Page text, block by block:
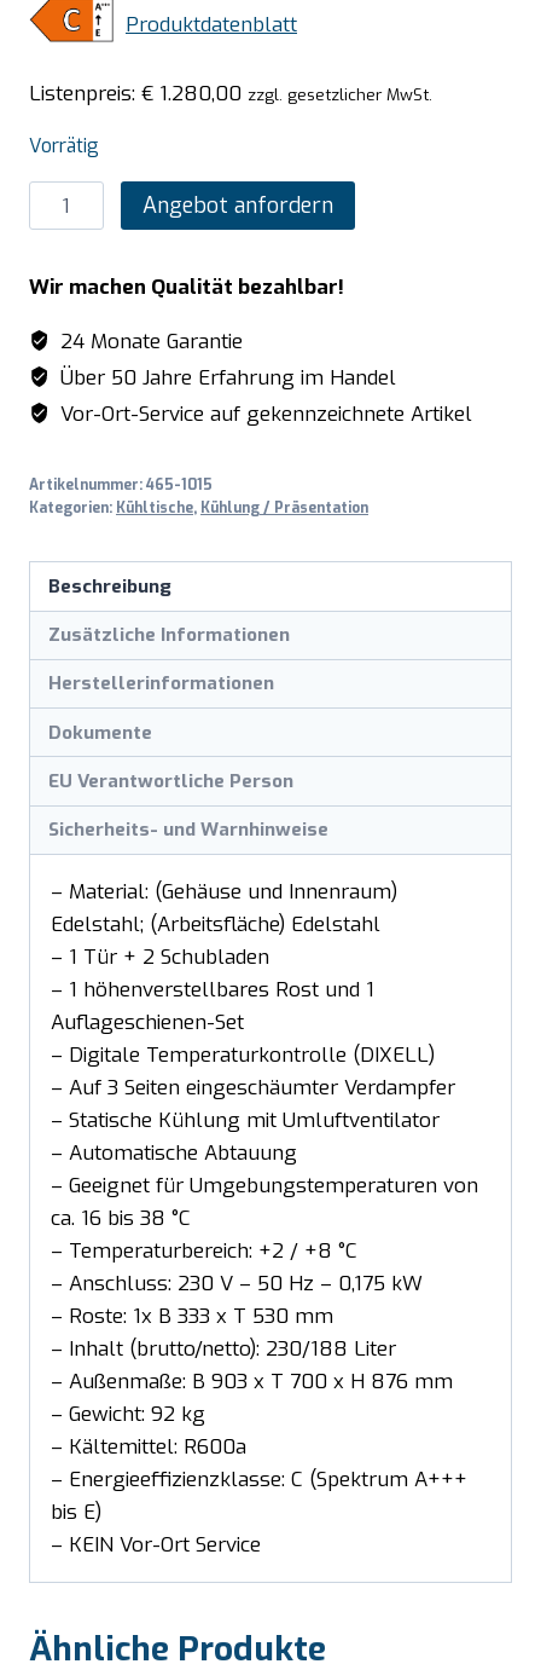
Produktdatenblatt
Listenpreis: € 1.280,00 zzgl. gesetzlicher MwSt.
Vorrätig
SARO
Kühltisch
Tür
und
Schubladen,
Modell
ES
S/S
TOP
1/2
Menge
Angebot anfordern
Wir machen Qualität bezahlbar!
24 Monate Garantie
Über 50 Jahre Erfahrung im Handel
Vor-Ort-Service auf gekennzeichnete Artikel
Artikelnummer:465-1015
Kategorien: Kühltische, Kühlung / Präsentation
Beschreibung
Zusätzliche Informationen
Herstellerinformationen
Dokumente
EU Verantwortliche Person
Sicherheits- und Warnhinweise
– Material: (Gehäuse und Innenraum)
Edelstahl; (Arbeitsfläche) Edelstahl
– 1 Tür + 2 Schubladen
– 1 höhenverstellbares Rost und 1
Auflageschienen-Set
– Digitale Temperaturkontrolle (DIXELL)
– Auf 3 Seiten eingeschäumter Verdampfer
– Statische Kühlung mit Umluftventilator
– Automatische Abtauung
– Geeignet für Umgebungstemperaturen von
ca. 16 bis 38 °C
– Temperaturbereich: +2 / +8 °C
– Anschluss: 230 V – 50 Hz – 0,175 kW
– Roste: 1x B 333 x T 530 mm
– Inhalt (brutto/netto): 230/188 Liter
– Außenmaße: B 903 x T 700 x H 876 mm
– Gewicht: 92 kg
– Kältemittel: R600a
– Energieeffizienzklasse: C (Spektrum A+++
bis E)
– KEIN Vor-Ort Service
Ähnliche Produkte